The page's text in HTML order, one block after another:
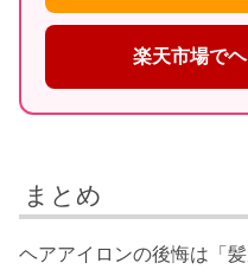
楽天市場で
まとめ
ヘアアイロンの後悔は「